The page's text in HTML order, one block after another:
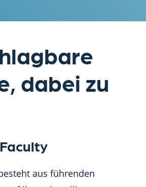
dabei zu
aus führenden